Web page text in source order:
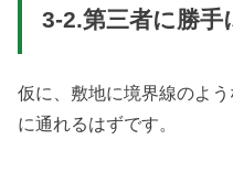
3-2.第三者に勝
仮に、敷地に境界線のよ
に通れるはずです。